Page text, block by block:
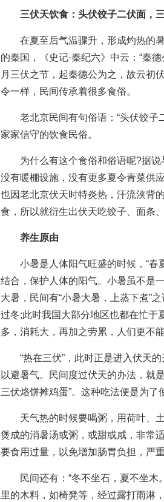
三伏天饮食：头伏饺子二伏面，
在夏至后气温骤升，形成灼热的暑
的秦国，《史记·秦纪六》中云：“秦
月三伏之节，起秦德公为之，故云初
令一样，民间传承着很多食俗。
老北京民间有句俗语：“头伏饺子
家家信守的饮食民俗。
为什么有这个食俗和俗语呢?据说
没有暖棚设施，没有更多夏令青菜供
也因老北京伏天时特炎热，汗流浃背
食，所以就衍生出伏天吃饺子、面条
养生原由
小暑是人体阳气旺盛的时候，“春
结合，保护人体的阳气。小暑虽不是
大暑，民间有“小暑大暑，上蒸下煮”
过冬;此时我国大部分地区也都在忙于
多，消耗大，再加之劳累，人们更不
“热在三伏”，此时正是进入伏天的
以避暑气。民间度过伏天的办法，就
三伏烙饼摊鸡蛋”。这种吃法便是为了
天气热的时候要喝粥，用荷叶、土
煲成的消暑汤或粥，或甜或咸，非常
要食用过量，以免增加肠胃负担，严
民间还有：“冬不坐石，夏不坐木
里的木料，如椅凳等，经过露打雨淋